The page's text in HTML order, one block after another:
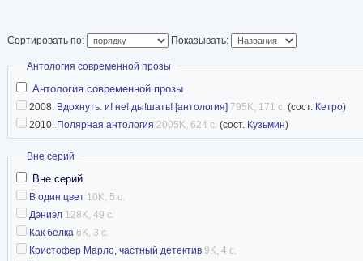
Сортировать по: Показывать:
Скрыть
Антология современной прозы
Антология современной прозы
2008. Вдохнуть. и! не! ды!шать! [антология] 795K, 171 с. (сост. Кетро)
2010. Полярная антология 2005K, 624 с. (сост. Кузьмин)
Скрыть
Вне серий
Вне серий
В один цвет 10K, 5 с.
Дэниэл 128K, 49 с.
Как белка 6K, 3 с.
Кристофер Марло, частный детектив 9K, 4 с.